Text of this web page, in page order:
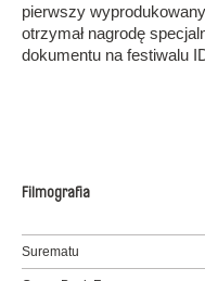
pierwszy
otrzymał nagrodę
dokumentu na festiwalu
Filmografia
Surematu